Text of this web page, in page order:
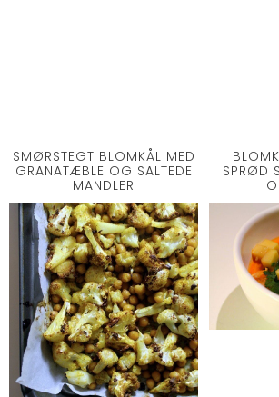
SMØRSTEGT BLOMKÅL MED
GRANATÆBLE OG SALTEDE
MANDLER
SPRØD